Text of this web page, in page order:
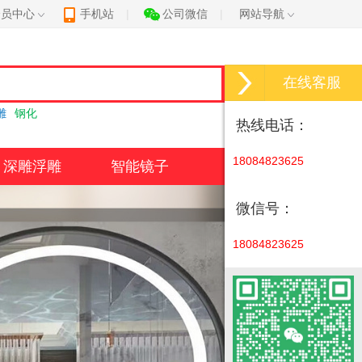
中心 手机站 公司微信 网站导航
搜索
钢化
深雕浮雕 智能镜子
在线客服
热线电话：
18084823625
微信号：
18084823625